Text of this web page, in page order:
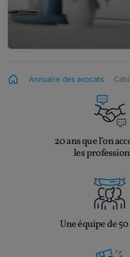
Annuaire des avocats
20 ans que l’on
les
Une équipe de